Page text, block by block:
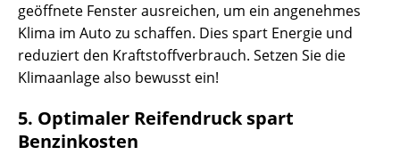
geöffnete Fenster ausreichen, um ein angenehmes
Klima im Auto zu schaffen. Dies spart Energie und
reduziert den Kraftstoffverbrauch. Setzen Sie die
Klimaanlage also bewusst ein!
5. Optimaler Reifendruck spart
Benzinkosten